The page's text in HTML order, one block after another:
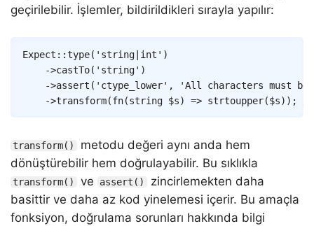
geçirilebilir. İşlemler, bildirildikleri sırayla yapılır:
Expect ::type( 'string|int' )
->castTo( 'string' )
->assert ( 'ctype_lower' ,
'All characters must be
->transform(fn(string $s) => strtoupper($s) ) ;
transform()
metodu değeri aynı anda hem
dönüştürebilir hem doğrulayabilir. Bu sıklıkla
transform() ve assert()
zincirlemekten daha
basittir ve daha az kod yinelemesi içerir. Bu amaçla
fonksiyon, doğrulama sorunları hakkında bilgi